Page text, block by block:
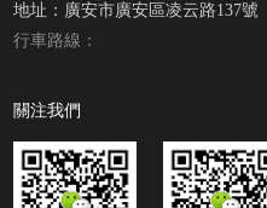
地址：廣安市廣安區凌云路137號
行車路線：
關注我們